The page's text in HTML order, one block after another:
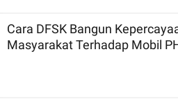
Cara DFSK Bangun
Masyarakat Terhadap Mobil